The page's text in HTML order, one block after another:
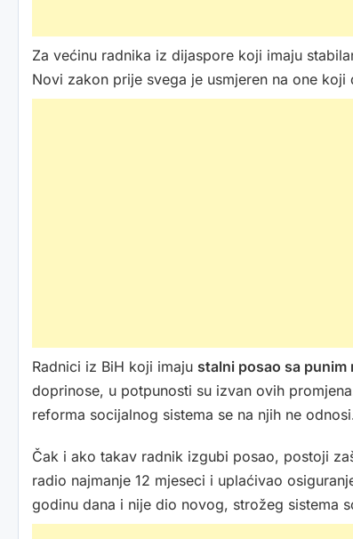
Za većinu radnika iz dijaspore koji imaju
Novi zakon prije svega je usmjeren na one
Radnici iz BiH koji imaju stalni posao sa punim
doprinose, u potpunosti su izvan ovih
reforma socijalnog sistema se na njih ne
Čak i ako takav radnik izgubi posao, postoji
radio najmanje 12 mjeseci i uplaćivao
godinu dana i nije dio novog, strožeg sistema